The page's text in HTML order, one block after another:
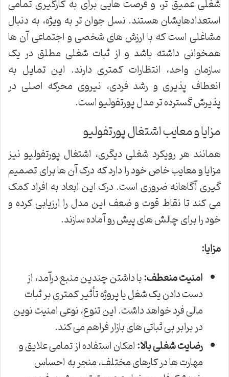
شغلی عمیق تر، و فرصت هایی برای به کارگیری تمامی
استعدادهایشان هستند. نسل جوان تر به ویژه، به دنبال
مشاغلی است که با ارزش های شخصی و اجتماعی آن ها
همخوانی داشته باشد و از ثبات شغلی مطلق در یک
سازمان واحد، انتظارات کمتری دارند. این تمایل به
انعطاف پذیری و رشد فردی، نیروی محرکه اصلی در
پذیرش گسترده تر مدل پورتفولیو است.
مزایا و معایب اشتغال پورتفولیو
همانند هر رویکرد شغلی دیگری، اشتغال پورتفولیو نیز
مزایا و معایب خاص خود را دارد که درک آن ها برای تصمیم
گیری آگاهانه ضروری است. درک این ابعاد به افراد کمک
می کند تا نقاط قوت و ضعف این مدل را ارزیابی کرده و
خود را برای چالش های پیش رو آماده سازند.
مزایا:
امنیت منعطف:با داشتن چندین منبع درآمد، از
دست دادن یک شغل یا پروژه تأثیر کمتری بر ثبات
مالی فرد خواهد داشت. این تنوع، نوعی امنیت نوین
در برابر بی ثباتی های بازار فراهم می کند.
رضایت شغلی بالا:امکان استفاده از تمامی علایق و
مهارت ها در کارهای مختلف، منجر به احساس